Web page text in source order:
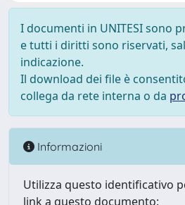
I documenti in UNITESI sono
e tutti i diritti sono riservati,
indicazione.
Il download dei file è
collega da rete interna o da
Informazioni
Utilizza questo identificativo
link a questo documento: